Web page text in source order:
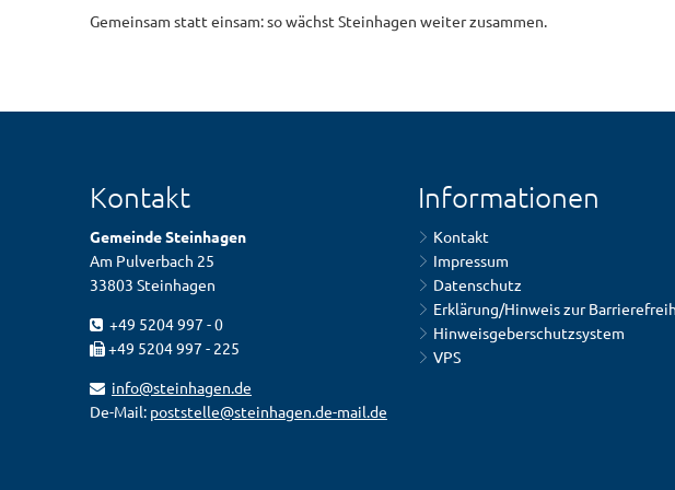
Gemeinsam statt einsam: so wächst Steinhagen weiter zusammen.
Kontakt
Gemeinde Steinhagen
Am Pulverbach 25
33803 Steinhagen
+49 5204 997 - 0
+49 5204 997 - 225
info@steinhagen.de
De-Mail: poststelle@steinhagen.de-mail.de
Informationen
Kontakt
Impressum
Datenschutz
Erklärung/Hinweis zur
Hinweisgeberschutzsystem
VPS